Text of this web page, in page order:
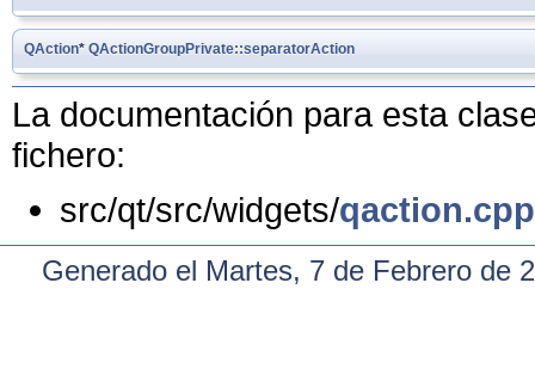
QAction* QActionGroupPrivate::separatorAction
La documentación para esta
fichero:
src/qt/src/widgets/qaction.cpp
Generado el Martes, 7 de Febrero de